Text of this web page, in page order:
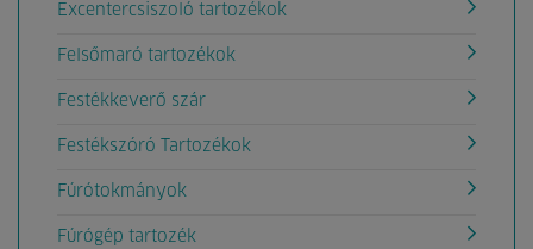
Excentercsiszoló tartozékok
Felsőmaró tartozékok
Festékkeverő szár
Festékszóró Tartozékok
Fúrótokmányok
Fúrógép tartozék